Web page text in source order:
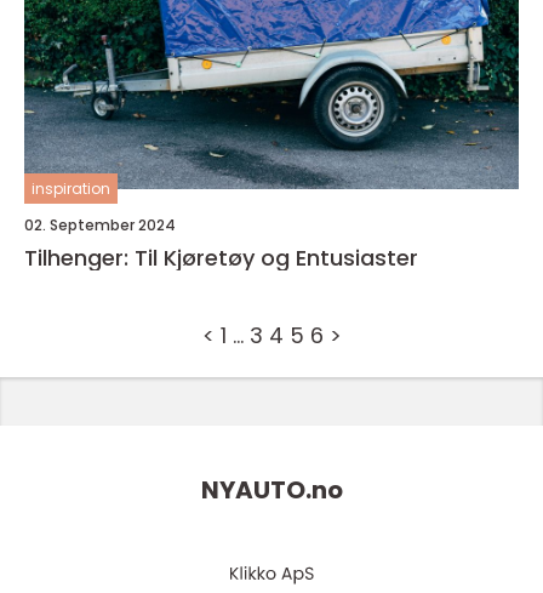
inspiration
02. September 2024
Tilhenger: Til Kjøretøy og Entusiaster
< 1 … 3 4 5 6 >
NYAUTO.no